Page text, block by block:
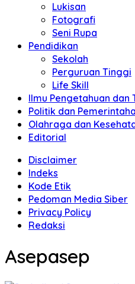
Lukisan
Fotografi
Seni Rupa
Pendidikan
Sekolah
Perguruan Tinggi
Life Skill
Ilmu Pengetahuan dan
Politik dan
Olahraga dan
Editorial
Disclaimer
Indeks
Kode Etik
Pedoman Media Siber
Privacy Policy
Redaksi
Asepasep